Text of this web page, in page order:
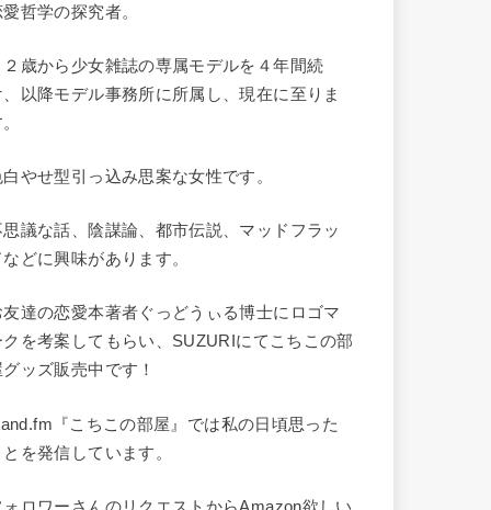
哲学の探究者。
２歳から少女雑誌の専属モデルを４年間続
、以降モデル事務所に所属し、現在に至りま
白やせ型引っ込み思案な女性です。
思議な話、陰謀論、都市伝説、マッドフラッ
などに興味があります。
友達の恋愛本著者ぐっどうぃる博士にロゴマ
クを考案してもらい、SUZURIにてこちこの部
グッズ販売中です！
『こちこの部屋』では私の日頃思った
とを発信しています。
ォロワーさんのリクエストからAmazon欲しい